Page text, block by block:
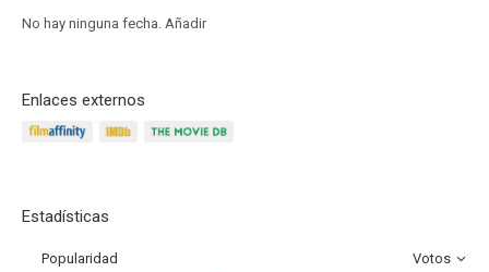
No hay ninguna fecha. Añadir
Enlaces externos
Estadísticas
Popularidad Votos